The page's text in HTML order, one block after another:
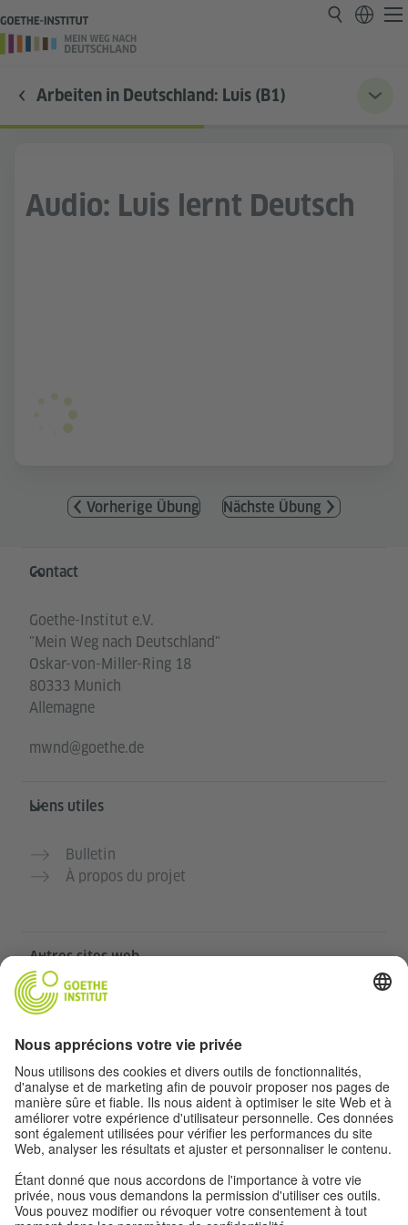
Arbeiten in Deutschland: Luis (B1)
Audio: Luis lernt Deutsch
Vorherige Übung Nächste Übung
Service- und Informationsbereich
Contact
Goethe-Institut e.V.
"Mein Weg nach Deutschland"
Oskar-von-Miller-Ring 18
80333 Munich
Allemagne
mwnd@goethe.de
Liens utiles
Bulletin
À propos du projet
Autres sites web
Communauté „Deutsch für dich“
Cours d’allemand de l’Institut Goethe
Portail pour enseignants „Deutschstunde“
Confidentialité et accessibilité
Paramètres de confidentialité
Accessibilité